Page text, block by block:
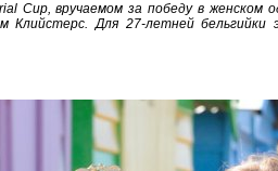
Cup, вручаемом за победу в
Клийстерс. Для 27-летней